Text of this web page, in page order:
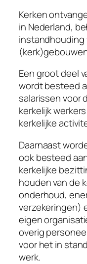
Kerken
in Nederland,
instandhouding
Een groot deel
wordt besteed
salarissen voor
kerkelijk
kerkelijke
Daarnaast
ook besteed
kerkelijke
houden van de
onderhoud,
verzekeringen)
eigen
overig
voor het in
werk.